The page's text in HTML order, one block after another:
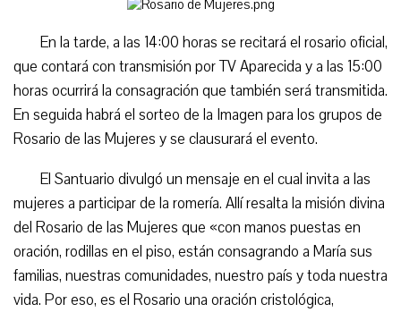
En la tarde, a las 14:00 horas se recitará el rosario oficial,
que contará con transmisión por TV Aparecida y a las 15:00
horas ocurrirá la consagración que también será transmitida.
En seguida habrá el sorteo de la Imagen para los grupos de
Rosario de las Mujeres y se clausurará el evento.
El Santuario divulgó un mensaje en el cual invita a las
mujeres a participar de la romería. Allí resalta la misión divina
del Rosario de las Mujeres que «con manos puestas en
oración, rodillas en el piso, están consagrando a María sus
familias, nuestras comunidades, nuestro país y toda nuestra
vida. Por eso, es el Rosario una oración cristológica,